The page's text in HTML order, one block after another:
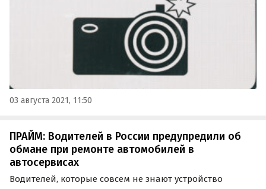
03 августа 2021, 11:50
ПРАЙМ: Водителей в России предупредили об
обмане при ремонте автомобилей в
автосервисах
Водителей, которые совсем не знают устройство